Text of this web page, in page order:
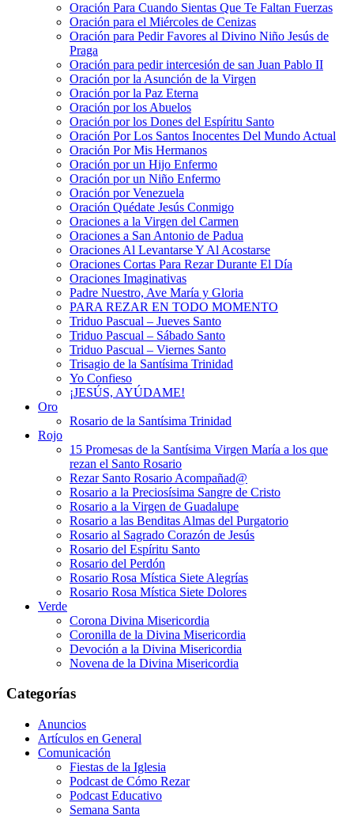
Oración Para Cuando Sientas Que Te Faltan Fuerzas
Oración para el Miércoles de Cenizas
Oración para Pedir Favores al Divino Niño Jesús de
Praga
Oración para pedir intercesión de san Juan Pablo II
Oración por la Asunción de la Virgen
Oración por la Paz Eterna
Oración por los Abuelos
Oración por los Dones del Espíritu Santo
Oración Por Los Santos Inocentes Del Mundo Actual
Oración Por Mis Hermanos
Oración por un Hijo Enfermo
Oración por un Niño Enfermo
Oración por Venezuela
Oración Quédate Jesús Conmigo
Oraciones a la Virgen del Carmen
Oraciones a San Antonio de Padua
Oraciones Al Levantarse Y Al Acostarse
Oraciones Cortas Para Rezar Durante El Día
Oraciones Imaginativas
Padre Nuestro, Ave María y Gloria
PARA REZAR EN TODO MOMENTO
Triduo Pascual – Jueves Santo
Triduo Pascual – Sábado Santo
Triduo Pascual – Viernes Santo
Trisagio de la Santísima Trinidad
Yo Confieso
¡JESÚS, AYÚDAME!
Oro
Rosario de la Santísima Trinidad
Rojo
15 Promesas de la Santísima Virgen María a los que
rezan el Santo Rosario
Rezar Santo Rosario Acompañad@
Rosario a la Preciosísima Sangre de Cristo
Rosario a la Virgen de Guadalupe
Rosario a las Benditas Almas del Purgatorio
Rosario al Sagrado Corazón de Jesús
Rosario del Espíritu Santo
Rosario del Perdón
Rosario Rosa Mística Siete Alegrías
Rosario Rosa Mística Siete Dolores
Verde
Corona Divina Misericordia
Coronilla de la Divina Misericordia
Devoción a la Divina Misericordia
Novena de la Divina Misericordia
Categorías
Anuncios
Artículos en General
Comunicación
Fiestas de la Iglesia
Podcast de Cómo Rezar
Podcast Educativo
Semana Santa